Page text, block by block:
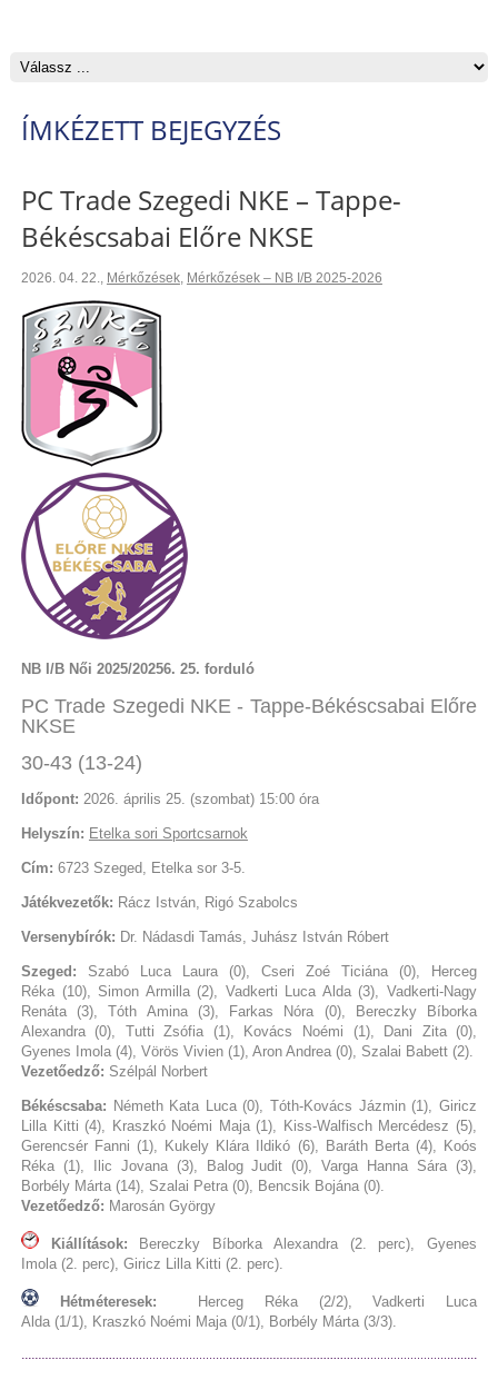
ÍMKÉZETT BEJEGYZÉS
PC Trade Szegedi NKE – Tappe-
Békéscsabai Előre NKSE
2026. 04. 22., Mérkőzések, Mérkőzések – NB I/B 2025-2026
NB I/B Női 2025/20256. 25. forduló
PC Trade Szegedi NKE - Tappe-Békéscsabai Előre
NKSE
30-43 (13-24)
Időpont: 2026. április 25. (szombat) 15:00 óra
Helyszín: Etelka sori Sportcsarnok
Cím: 6723 Szeged, Etelka sor 3-5.
Játékvezetők: Rácz István, Rigó Szabolcs
Versenybírók: Dr. Nádasdi Tamás, Juhász István Róbert
Szeged: Szabó Luca Laura (0), Cseri Zoé Ticiána (0), Herceg
Réka (10), Simon Armilla (2), Vadkerti Luca Alda (3), Vadkerti-Nagy
Renáta (3), Tóth Amina (3), Farkas Nóra (0), Bereczky Bíborka
Alexandra (0), Tutti Zsófia (1), Kovács Noémi (1), Dani Zita (0),
Gyenes Imola (4), Vörös Vivien (1), Aron Andrea (0), Szalai Babett (2).
Vezetőedző: Szélpál Norbert
Békéscsaba: Németh Kata Luca (0), Tóth-Kovács Jázmin (1), Giricz
Lilla Kitti (4), Kraszkó Noémi Maja (1), Kiss-Walfisch Mercédesz (5),
Gerencsér Fanni (1), Kukely Klára Ildikó (6), Baráth Berta (4), Koós
Réka (1), Ilic Jovana (3), Balog Judit (0), Varga Hanna Sára (3),
Borbély Márta (14), Szalai Petra (0), Bencsik Bojána (0).
Vezetőedző: Marosán György
Kiállítások:
Bereczky Bíborka Alexandra (2. perc), Gyenes
Imola (2. perc), Giricz Lilla Kitti (2. perc).
Hétméteresek:
Herceg Réka (2/2), Vadkerti Luca
Alda (1/1), Kraszkó Noémi Maja (0/1), Borbély Márta (3/3).